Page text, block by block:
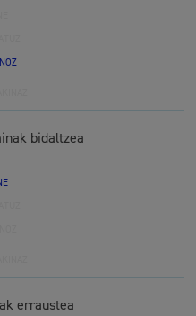
bidaltzea
erraustea